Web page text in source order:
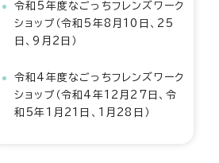
令和5年度なごっちフレンズワーク
ショップ（令和5年8月10日、25
日、9月2日）
令和4年度なごっちフレンズワーク
ショップ（令和4年12月27日、令
和5年1月21日、1月28日）